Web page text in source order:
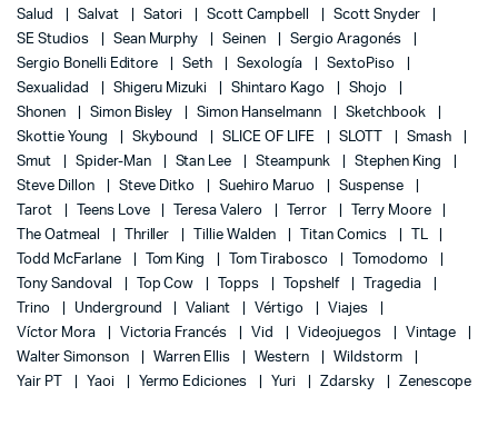
Salud
Salvat Satori Scott Campbell
Scott Snyder
SE Studios
Sean Murphy Seinen
Sergio Aragonés
Sergio Bonelli Editore
Seth Sexología
SextoPiso
Sexualidad
Shigeru Mizuki Shintaro Kago
Shojo
Shonen
Simon Bisley Simon Hanselmann
Sketchbook
Skottie Young
Skybound SLICE OF LIFE SLOTT
Smash
Smut
Spider-Man Stan Lee Steampunk
Stephen King
Steve Dillon
Steve Ditko Suehiro Maruo
Suspense
Tarot
Teens Love Teresa Valero Terror
Terry Moore
The Oatmeal
Thriller Tillie Walden Titan Comics
TL
Todd McFarlane
Tom King Tom Tirabosco
Tomodomo
Tony Sandoval
Top Cow Topps Topshelf
Tragedia
Trino
Underground Valiant Vértigo
Viajes
Víctor Mora
Victoria Francés Vid Videojuegos
Vintage
Walter Simonson
Warren Ellis Western
Wildstorm
Yair PT
Yaoi Yermo Ediciones Yuri Zdarsky Zenescope